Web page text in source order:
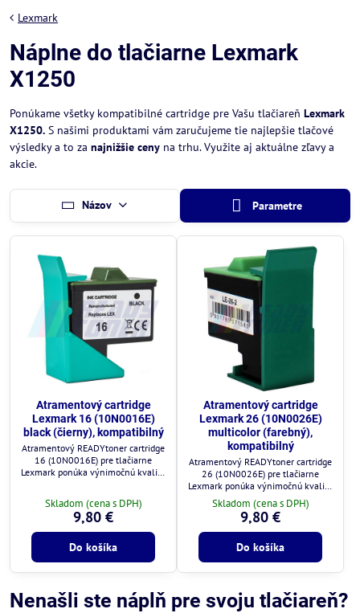
Lexmark
Náplne do tlačiarne Lexmark
X1250
Ponúkame všetky kompatibilné cartridge pre Vašu tlačiareň Lexmark
X1250. S našimi produktami vám zaručujeme tie najlepšie tlačové
výsledky a to za najnižšie ceny na trhu. Využite aj aktuálne zľavy a
akcie.
Názov Parametre
Atramentový cartridge
Lexmark 16 (10N0016E)
black (čierny), kompatibilný
Atramentový READYtoner cartridge
16 (10N0016E) pre tlačiarne
Lexmark ponúka výnimočnú kvalitu
Skladom (cena s DPH)
9,80 €
Do košíka
Atramentový cartridge
Lexmark 26 (10N0026E)
multicolor (farebný),
kompatibilný
Atramentový READYtoner cartridge
26 (10N0026E) pre tlačiarne
Lexmark ponúka výnimočnú kvalitu
za zlomok ceny.
Skladom (cena s DPH)
9,80 €
Do košíka
Nenašli ste náplň pre svoju tlačiareň?